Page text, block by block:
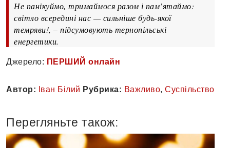
Не панікуймо, тримаймося разом і пам’ятаймо:
світло всередині нас — сильніше будь-якої
темряви!, – підсумовують тернопільські
енергетики.
Джерело: ПЕРШИЙ онлайн
Автор: Іван Білий Рубрика: Важливо, Суспільство
Перегляньте також: